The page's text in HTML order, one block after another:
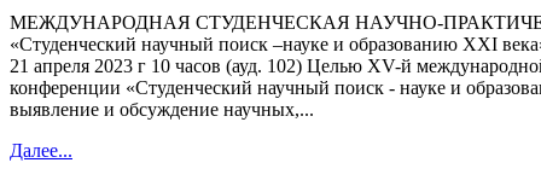
МЕЖДУНАРОДНАЯ СТУДЕНЧЕСКАЯ НАУЧНО-
«Студенческий научный поиск –науке и образованию XXI
21 апреля 2023 г 10 часов (ауд. 102) Целью XV-й
конференции «Студенческий научный поиск - науке и
выявление и обсуждение научных,...
Далее...